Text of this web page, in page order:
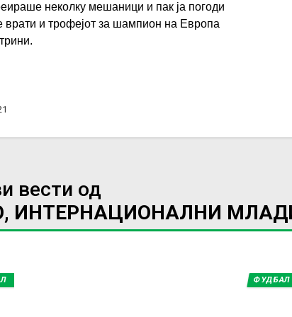
неколку мешаници и пак ја погоди
врати и трофејот за шампион на Европа
вести од
ИНТЕРНАЦИОНАЛНИ
ФУДБАЛ